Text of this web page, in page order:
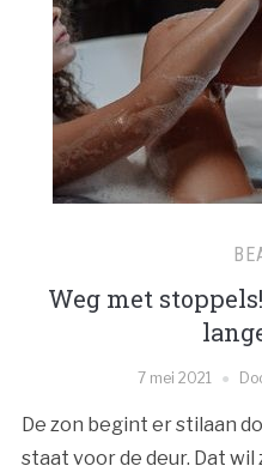
Weg met
7 mei 2021
De zon begint er stilaan
staat voor de deur. Dat wil